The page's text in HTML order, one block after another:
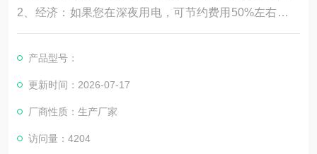
2、经济：如果您在深夜用电，可节约费用50%左右，高
效保温材料，热损失极低，热效率98%，节约电费。3、
安全：具有超压保护、漏电保护、水位保护、安全阀等多
少，轻轻一键，即可进入全自动运行状态，使用相当方
便。
产品型号：
更新时间：2026-07-17
厂商性质：生产厂家
访问量：4204